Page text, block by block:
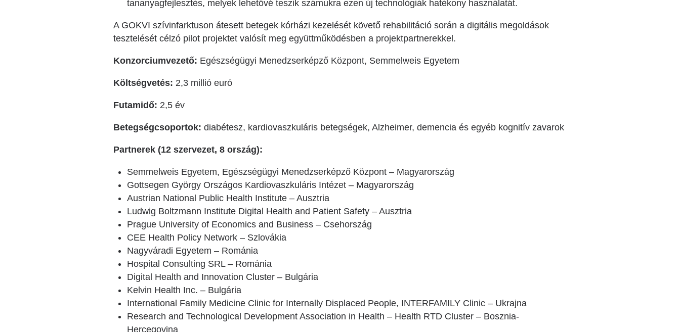
tananyagfejlesztés, melyek lehetővé teszik számukra ezen új technológiák hatékony használatát.
A GOKVI szívinfarktuson átesett betegek kórházi kezelését követő rehabilitáció során a digitális megoldások
tesztelését célzó pilot projektet valósít meg együttműködésben a projektpartnerekkel.
Konzorciumvezető: Egészségügyi Menedzserképző Központ, Semmelweis Egyetem
Költségvetés: 2,3 millió euró
Futamidő: 2,5 év
Betegségcsoportok: diabétesz, kardiovaszkuláris betegségek, Alzheimer, demencia és egyéb kognitív zavarok
Partnerek (12 szervezet, 8 ország):
Semmelweis Egyetem, Egészségügyi Menedzserképző Központ – Magyarország
Gottsegen György Országos Kardiovaszkuláris Intézet – Magyarország
Austrian National Public Health Institute – Ausztria
Ludwig Boltzmann Institute Digital Health and Patient Safety – Ausztria
Prague University of Economics and Business – Csehország
CEE Health Policy Network – Szlovákia
Nagyváradi Egyetem – Románia
Hospital Consulting SRL – Románia
Digital Health and Innovation Cluster – Bulgária
Kelvin Health Inc. – Bulgária
International Family Medicine Clinic for Internally Displaced People, INTERFAMILY Clinic – Ukrajna
Research and Technological Development Association in Health – Health RTD Cluster – Bosznia-
Hercegovina